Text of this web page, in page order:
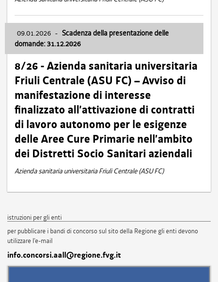
09.01.2026 - Scadenza della presentazione delle
domande: 31.12.2026
8/26 - Azienda sanitaria universitaria
Friuli Centrale (ASU FC) – Avviso di
manifestazione di interesse
finalizzato all’attivazione di contratti
di lavoro autonomo per le esigenze
delle Aree Cure Primarie nell’ambito
dei Distretti Socio Sanitari aziendali
Azienda sanitaria universitaria Friuli Centrale (ASU FC)
istruzioni per gli enti
per pubblicare i bandi di concorso sul sito della Regione gli enti devono
utilizzare l'e-mail
info.concorsi.aall@regione.fvg.it